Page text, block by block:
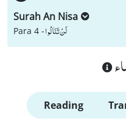
Surah An Nisa
Para 4 -لَنْ تَنَالُوا
Reading